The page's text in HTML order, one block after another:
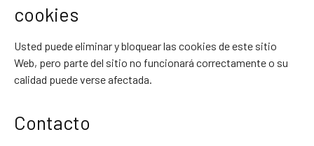
cookies
Usted puede eliminar y bloquear las cookies de este sitio
Web, pero parte del sitio no funcionará correctamente o su
calidad puede verse afectada.
Contacto